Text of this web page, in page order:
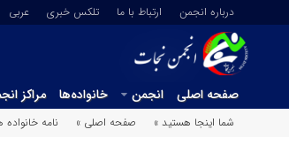
درباره انجمن ارتباط با ما تلکس خبری عربي
صفحه اصلی انجمن خانواده‌ها مراکز
شما اینجا هستید »
صفحه اصلی » نامه